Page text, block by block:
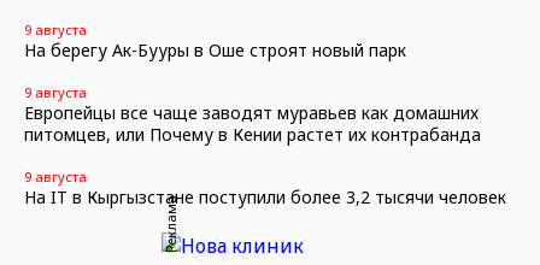
9 августа
На берегу Ак-Бууры в Оше строят новый парк
9 августа
Европейцы все чаще заводят муравьев как домашних
питомцев, или Почему в Кении растет их контрабанда
9 августа
На IT в Кыргызстане поступили более 3,2 тысячи человек
Реклама